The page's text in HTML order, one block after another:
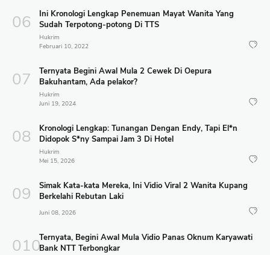
Ini Kronologi Lengkap Penemuan Mayat Wanita Yang
Sudah Terpotong-potong Di TTS
Hukrim
Februari 10, 2022
Ternyata Begini Awal Mula 2 Cewek Di Oepura
Bakuhantam, Ada pelakor?
Hukrim
Juni 19, 2024
Kronologi Lengkap: Tunangan Dengan Endy, Tapi El*n
Didopok S*ny Sampai Jam 3 Di Hotel
Hukrim
Mei 15, 2026
Simak Kata-kata Mereka, Ini Vidio Viral 2 Wanita Kupang
Berkelahi Rebutan Laki
Juni 08, 2026
Ternyata, Begini Awal Mula Vidio Panas Oknum Karyawati
Bank NTT Terbongkar